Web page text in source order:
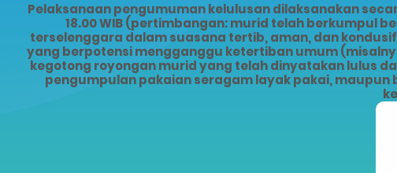
Pelaksanaan pengumuman kelulusan dilaksanakan
18.00 WIB (pertimbangan: murid telah berkumpul
terselenggara dalam suasana tertib, aman, dan
yang berpotensi mengganggu ketertiban umum
kegotong royongan murid yang telah dinyatakan lulus
pengumpulan pakaian seragam layak pakai,